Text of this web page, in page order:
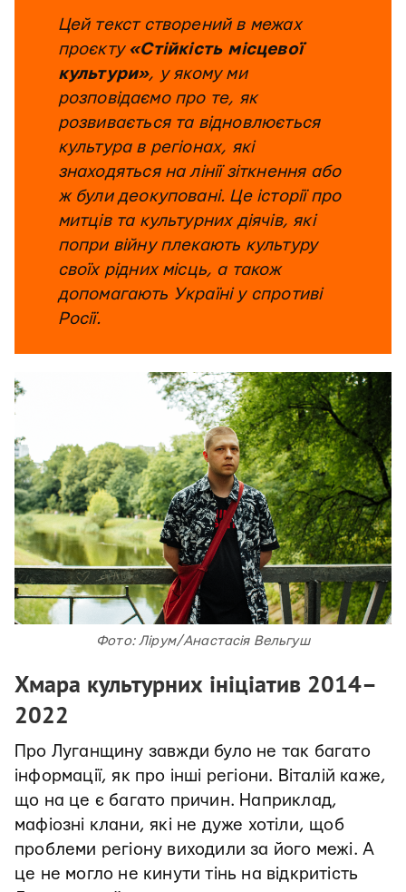
Цей текст створений в межах
проєкту «Стійкість місцевої
культури», у якому ми
розповідаємо про те, як
розвивається та відновлюється
культура в регіонах, які
знаходяться на лінії зіткнення або
ж були деокуповані. Це історії про
митців та культурних діячів, які
попри війну плекають культуру
своїх рідних місць, а також
допомагають Україні у спротиві
Росії.
Фото: Лірум/Анастасія Вельгуш
Хмара культурних ініціатив 2014–
2022
Про Луганщину завжди було не так багато
інформації, як про інші регіони. Віталій каже,
що на це є багато причин. Наприклад,
мафіозні клани, які не дуже хотіли, щоб
проблеми регіону виходили за його межі. А
це не могло не кинути тінь на відкритість